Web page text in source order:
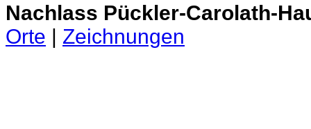
Nachlass Pückler-Carolath-
Orte | Zeichnungen